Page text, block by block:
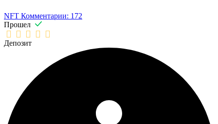
NFT Комментарии: 172
Прошел
Депозит